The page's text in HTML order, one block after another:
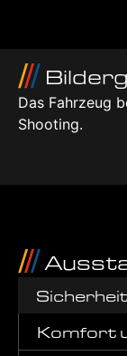
Das Fahrzeug
Shooting.
Sicherheit
Komfort